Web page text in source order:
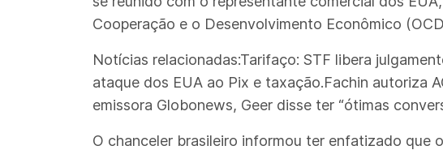
Cooperação e o Desenvolvimento Econômico
Notícias relacionadas:Tarifaço: STF libera
ataque dos EUA ao Pix e taxação.Fachin autoriza
emissora Globonews, Geer disse ter “ótimas
O chanceler brasileiro informou ter enfatizado que